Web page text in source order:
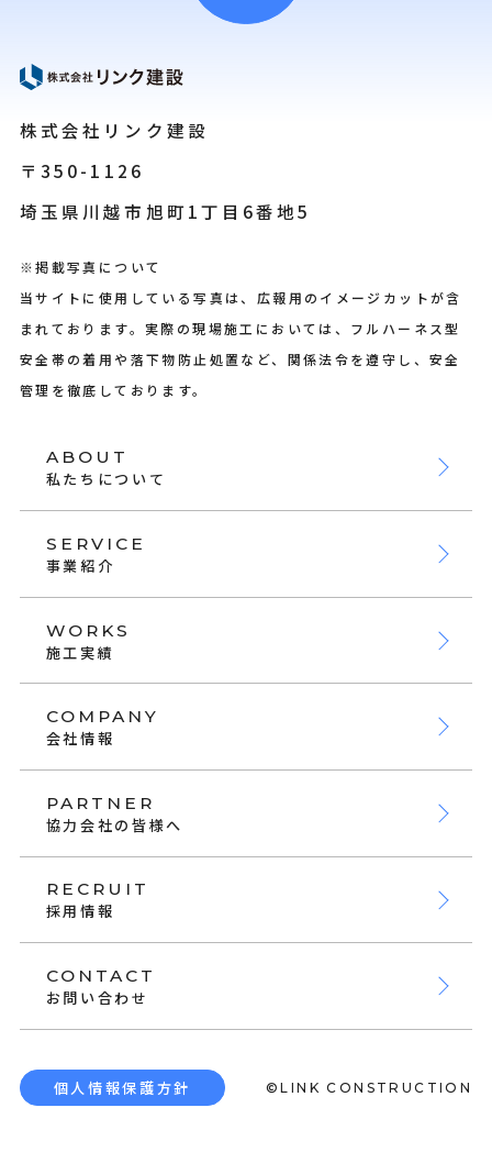
株式会社リンク建設
〒350-1126
埼玉県川越市旭町1丁目6番地5
※掲載写真について
当サイトに使用している写真は、広報用のイメージカットが含
まれております。実際の現場施工においては、フルハーネス型
安全帯の着用や落下物防止処置など、関係法令を遵守し、安全
管理を徹底しております。
ABOUT
私たちについて
SERVICE
事業紹介
WORKS
施工実績
COMPANY
会社情報
PARTNER
協力会社の皆様へ
RECRUIT
採用情報
CONTACT
お問い合わせ
個人情報保護方針 ©LINK CONSTRUCTION